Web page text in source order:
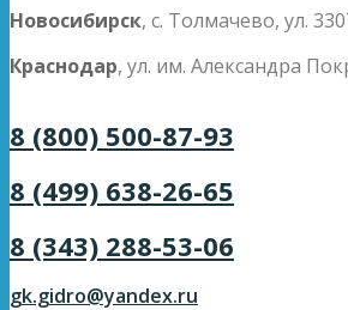
Новосибирск, с. Толмачево, ул.
Краснодар, ул. им. Александра
8 (800) 500-87-93
8 (499) 638-26-65
8 (343) 288-53-06
gk.gidro@yandex.ru